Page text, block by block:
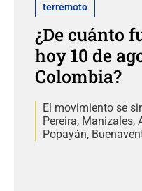
terremoto
¿De cuánto
hoy 10 de
Colombia?
El movimiento se
Pereira, Manizales,
Popayán,